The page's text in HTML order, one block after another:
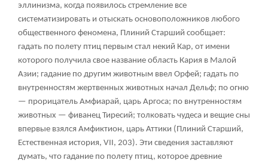
эллинизма, когда появилось стремление все
систематизировать и отыскать основоположников любого
общественного феномена, Плиний Старший сообщает:
гадать по полету птиц первым стал некий Кар, от имени
которого получила свое название область Кария в Малой
Азии; гадание по другим животным ввел Орфей; гадать по
внутренностям жертвенных животных начал Дельф; по огню
— прорицатель Амфиарай, царь Аргоса; по внутренностям
животных — фиванец Тиресий; толковать чудеса и вещие сны
впервые взялся Амфиктион, царь Аттики (Плиний Старший,
Естественная история, VII, 203). Эти сведения заставляют
думать, что гадание по полету птиц, которое древние